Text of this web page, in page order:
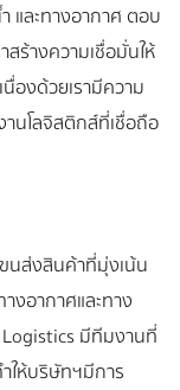
และทางอากาศ ตอบ
ร้างความเชื่อมั่นให้
งด้วยเรามีความ
นโลจิสติกส์ที่เชื่อถือ
นส่งสินค้าที่มุ่งเน้น
งอากาศและทาง
Logistics มีทีมงานที่
ให้บริษัทฯมีการ